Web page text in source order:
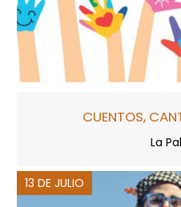
CUENTOS,
La
13 DE JULIO